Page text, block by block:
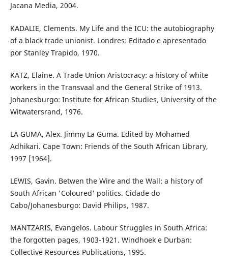
Jacana Media, 2004.
KADALIE, Clements. My Life and the ICU: the autobiography
of a black trade unionist. Londres: Editado e apresentado
por Stanley Trapido, 1970.
KATZ, Elaine. A Trade Union Aristocracy: a history of white
workers in the Transvaal and the General Strike of 1913.
Johanesburgo: Institute for African Studies, University of the
Witwatersrand, 1976.
LA GUMA, Alex. Jimmy La Guma. Edited by Mohamed
Adhikari. Cape Town: Friends of the South African Library,
1997 [1964].
LEWIS, Gavin. Betwen the Wire and the Wall: a history of
South African 'Coloured' politics. Cidade do
Cabo/Johanesburgo: David Philips, 1987.
MANTZARIS, Evangelos. Labour Struggles in South Africa:
the forgotten pages, 1903-1921. Windhoek e Durban:
Collective Resources Publications, 1995.